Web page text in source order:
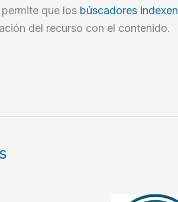
que los búscadores indexen
del recurso con el contenido.